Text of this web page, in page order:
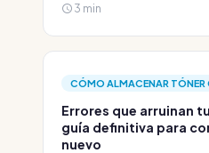
3 min
CÓMO ALMACENAR
Errores que arruinan
guía definitiva para
nuevo